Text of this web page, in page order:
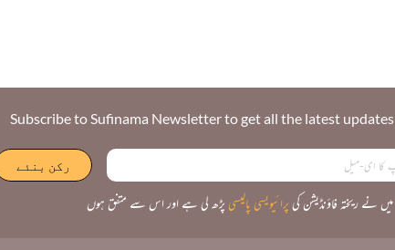
Subscribe to Sufinama Newsletter to get all the latest updates
میں نے ریختہ فاؤنڈیشن کی پرائیویسی پالیسی پڑھ لی ہے اور اس سے متفق ہوں